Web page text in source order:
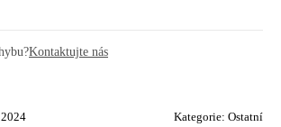
Kontaktujte nás
Kategorie: Ostatní